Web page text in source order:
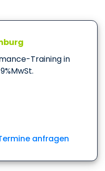
Training in
anfragen